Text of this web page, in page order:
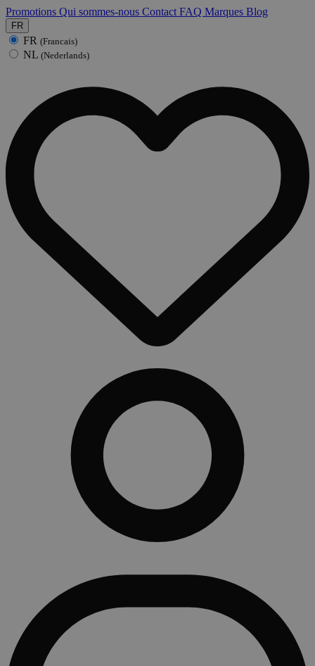
Promotions Qui sommes-nous Contact FAQ Marques Blog
FR
FR (Francais)
NL (Nederlands)